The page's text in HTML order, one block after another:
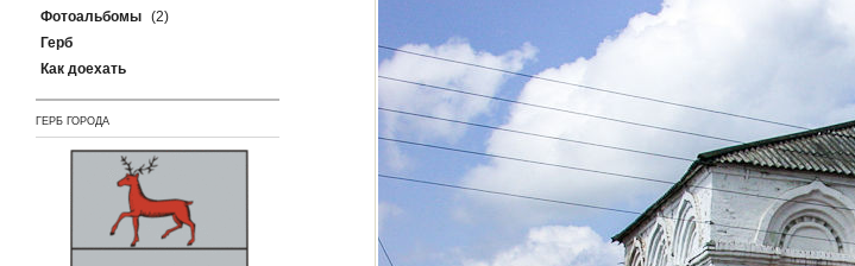
Фотоальбомы (2)
Герб
Как доехать
ГЕРБ ГОРОДА